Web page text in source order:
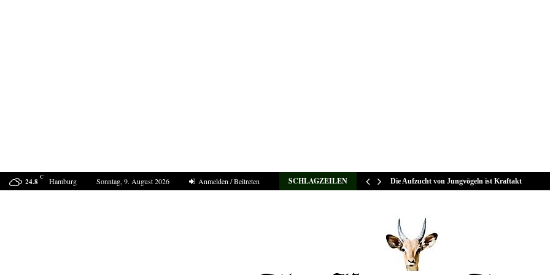
24.8 C Hamburg Sonntag, 9. August 2026 Anmelden / Beitreten SCHLAGZEILEN
Sucht Putin den Casus belli mit Deutschland? Die Aufzucht von Jungvögeln ist Kraftakt